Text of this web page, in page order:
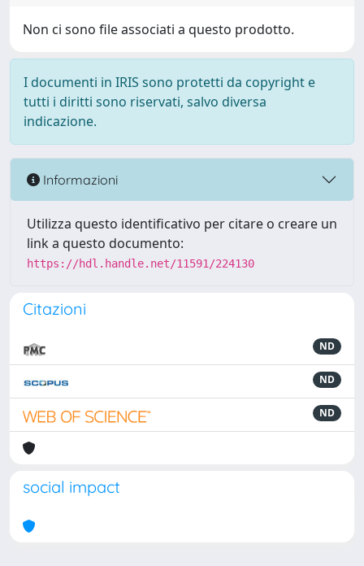
Non ci sono file associati a questo prodotto.
I documenti in IRIS sono protetti da copyright e
tutti i diritti sono riservati, salvo diversa
indicazione.
Informazioni
Utilizza questo identificativo per citare o creare un
link a questo documento:
https://hdl.handle.net/11591/224130
Citazioni
ND
ND
ND
social impact